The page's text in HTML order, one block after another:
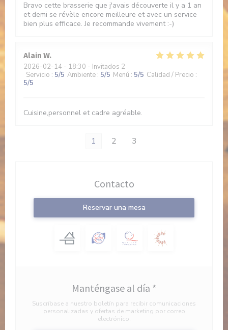
Bravo cette brasserie que j'avais découverte il y a 1 an
et demi se révèle encore meilleure et avec un service
bien plus efficace. Je recommande vivement :-)
Alain W
2026-02-14 - 18:30 - Invitados 2
Servicio : 5/5 Ambiente : 5/5 Menú : 5/5 Calidad / Precio :
5/5
Cuisine,personnel et cadre agréable.
1 2 3
Contacto
Reservar una mesa
Manténgase al día *
Suscríbase a nuestro boletín para recibir comunicaciones
personalizadas y ofertas de marketing por correo
electrónico.